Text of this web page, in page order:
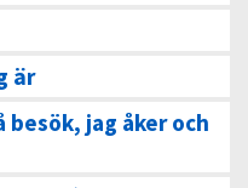
är
besök, jag åker och